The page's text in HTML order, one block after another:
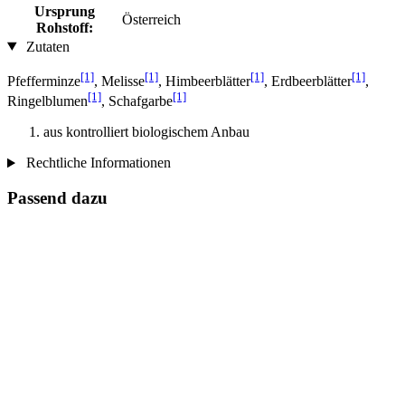
Ursprung
Rohstoff:
Österreich
Zutaten
Pfefferminze[1], Melisse[1], Himbeerblätter[1], Erdbeerblätter[1],
Ringelblumen[1], Schafgarbe[1]
aus kontrolliert biologischem Anbau
Rechtliche Informationen
Passend dazu